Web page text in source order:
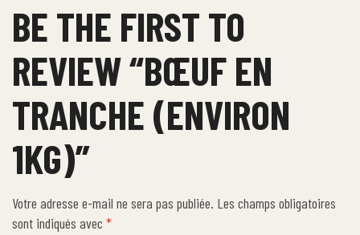
BE THE FIRST TO
REVIEW “BŒUF EN
TRANCHE (ENVIRON
1KG)”
Votre adresse e-mail ne sera pas publiée. Les champs obligatoires
sont indiqués avec *